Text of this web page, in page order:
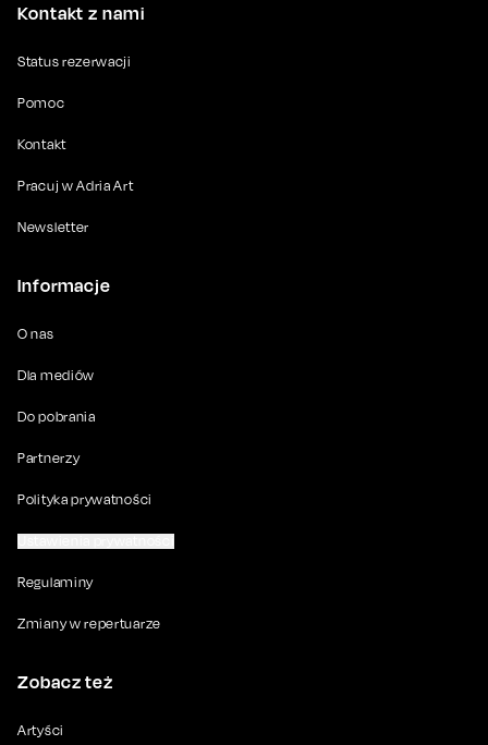
Kontakt z nami
Status rezerwacji
Pomoc
Kontakt
Pracuj w Adria Art
Newsletter
Informacje
O nas
Dla mediów
Do pobrania
Partnerzy
Polityka prywatności
Regulaminy
Zmiany w repertuarze
Zobacz też
Artyści